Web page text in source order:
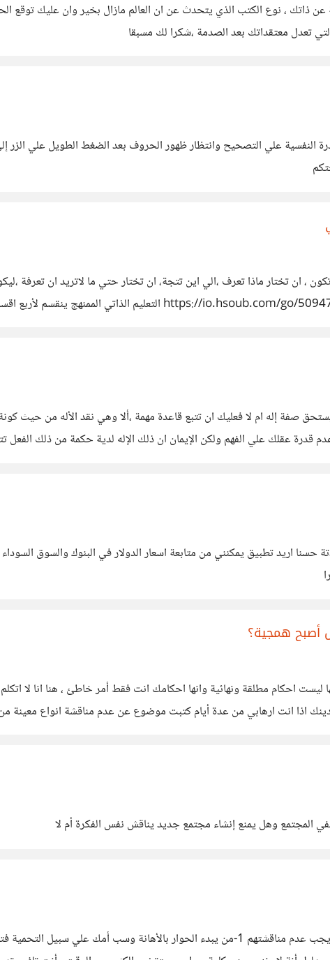
ذاتك ، نوع الكتب الذي يتحدث عن ان العالم مازال بخير وان عليك توقع
تعدل معتقداتك بعد الصدمة ،شكرا لك مسبقا
النفسية علي التصحيح وانتظار ظهور الحروف بعد الضغط الطويل علي
، ان تختار ماذا تعرف ،الي اين تتجة، ان تختار حتي ما لاتريد ان تعرفة
صفة إله ام لا فعليك ان تتبع قاعدة مهمة ،ألا وهي نقد الأله من حيث
قدرة عقلك علي الفهم ولكن الإيمان ان ذلك الإله لدية حكمة من ذلك الفعل
اريد تطبيق يمكنني من متابعة اسعار الدولار في البنوك والسوق
أصبح همجية؟
احكام مطلقة ونهائية وانها احكامك انت فقط أمر خاطئ ، هنا انا لا
دينك اذا انت ارهابي من عدة أيام كتبت موضوع عن عدم مناقشة انواع
المجتمع وهل يمنع إنشاء مجتمع جديد يناقش نفس الفكرة أم لا
علمني حسوب الكثير من الأشياء ، هذة قائمة بأهم الأشخاص الذين يجب عدم مناقشتهم 1-من يبدء